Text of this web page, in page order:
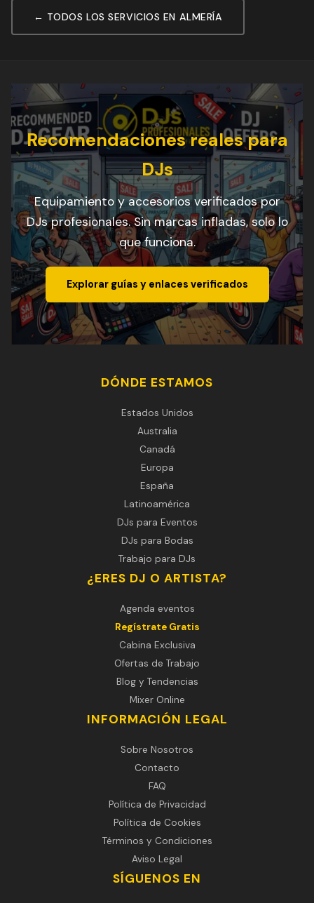
← TODOS LOS SERVICIOS EN ALMERÍA
Recomendaciones reales para
DJs
Equipamiento y accesorios verificados por
DJs profesionales. Sin marcas infladas, solo lo
que funciona.
Explorar guías y enlaces verificados
DÓNDE ESTAMOS
Estados Unidos
Australia
Canadá
Europa
España
Latinoamérica
DJs para Eventos
DJs para Bodas
Trabajo para DJs
¿ERES DJ O ARTISTA?
Agenda eventos
Regístrate Gratis
Cabina Exclusiva
Ofertas de Trabajo
Blog y Tendencias
Mixer Online
INFORMACIÓN LEGAL
Sobre Nosotros
Contacto
FAQ
Política de Privacidad
Política de Cookies
Términos y Condiciones
Aviso Legal
SÍGUENOS EN